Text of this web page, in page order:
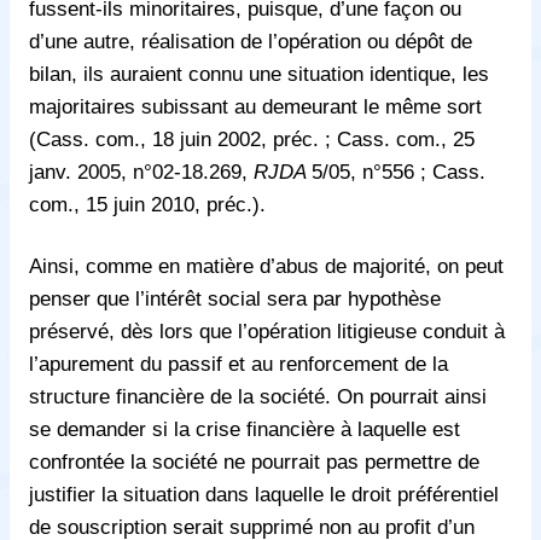
fussent-ils minoritaires, puisque, d’une façon ou
d’une autre, réalisation de l’opération ou dépôt de
bilan, ils auraient connu une situation identique, les
majoritaires subissant au demeurant le même sort
(Cass. com., 18 juin 2002, préc. ; Cass. com., 25
janv. 2005, n°02-18.269, RJDA 5/05, n°556 ; Cass.
com., 15 juin 2010, préc.).
Ainsi, comme en matière d’abus de majorité, on peut
penser que l’intérêt social sera par hypothèse
préservé, dès lors que l’opération litigieuse conduit à
l’apurement du passif et au renforcement de la
structure financière de la société. On pourrait ainsi
se demander si la crise financière à laquelle est
confrontée la société ne pourrait pas permettre de
justifier la situation dans laquelle le droit préférentiel
de souscription serait supprimé non au profit d’un